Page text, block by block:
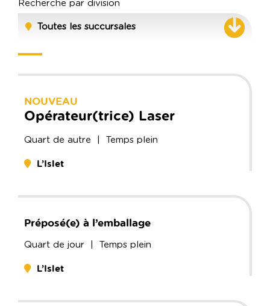
Recherche par division
NOUVEAU
Opérateur(trice) Laser
Quart de autre | Temps plein
L’Islet
Préposé(e) à l’emballage
Quart de jour | Temps plein
L’Islet